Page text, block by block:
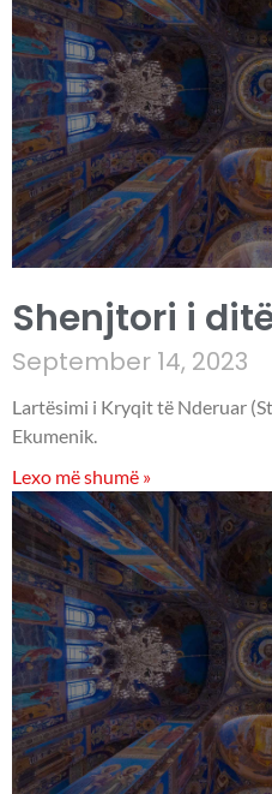
Shenjtori i
September 14, 2023
Lartësimi i Kryqit të Nderuar
Ekumenik.
Lexo më shumë »